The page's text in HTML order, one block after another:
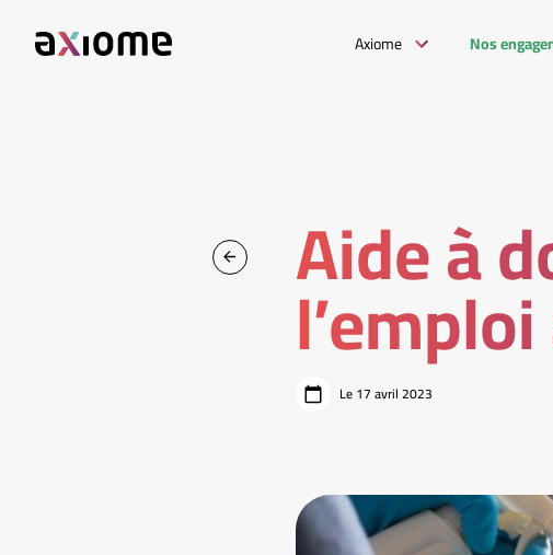
Axiome Nos
Aide à
Le 17 avril 2023